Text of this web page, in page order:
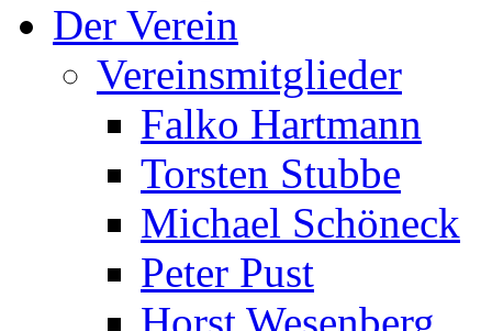
Der Verein
Vereinsmitglieder
Falko Hartmann
Torsten Stubbe
Michael Schöneck
Peter Pust